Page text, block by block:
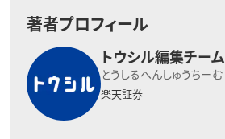
著者プロフィール
トウシル編集チーム
とうしるへんしゅうちーむ
楽天証券